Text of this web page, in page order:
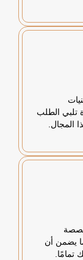
تلبي الطلب
المجال.
يضمن أن
تمامًا.